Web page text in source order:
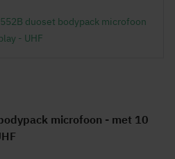
microfoon - met 10
duoset bodypack microfoon
- UHF